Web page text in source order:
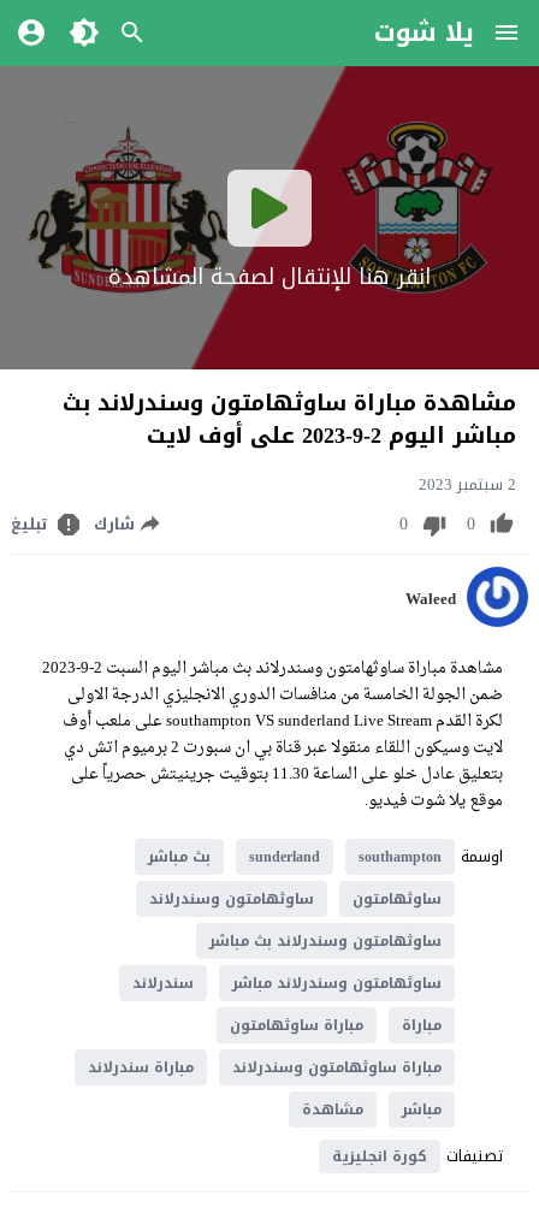
يلا شوت
انقر هنا للإنتقال لصفحة المشاهدة
مشاهدة مباراة ساوثهامتون وسندرلاند بث
مباشر اليوم 2-9-2023 على أوف لايت
2 سبتمبر 2023
0
0 شارك تبليغ
Waleed
مشاهدة مباراة ساوثهامتون وسندرلاند بث مباشر اليوم السبت 2-9-2023
ضمن الجولة الخامسة من منافسات الدوري الانجليزي الدرجة الاولى
لكرة القدم southampton VS sunderland Live Stream على ملعب أوف
لايت وسيكون اللقاء منقولا عبر قناة بي ان سبورت 2 برميوم اتش دي
بتعليق عادل خلو على الساعة 11.30 بتوقيت جرينيتش حصرياً على
موقع يلا شوت فيديو.
اوسمة
southampton
sunderland
بث مباشر
ساوثهامتون
ساوثهامتون وسندرلاند
ساوثهامتون وسندرلاند بث مباشر
ساوثهامتون وسندرلاند مباشر
سندرلاند
مباراة
مباراة ساوثهامتون
مباراة ساوثهامتون وسندرلاند
مباراة سندرلاند
مباشر
مشاهدة
تصنيفات كورة انجليزية